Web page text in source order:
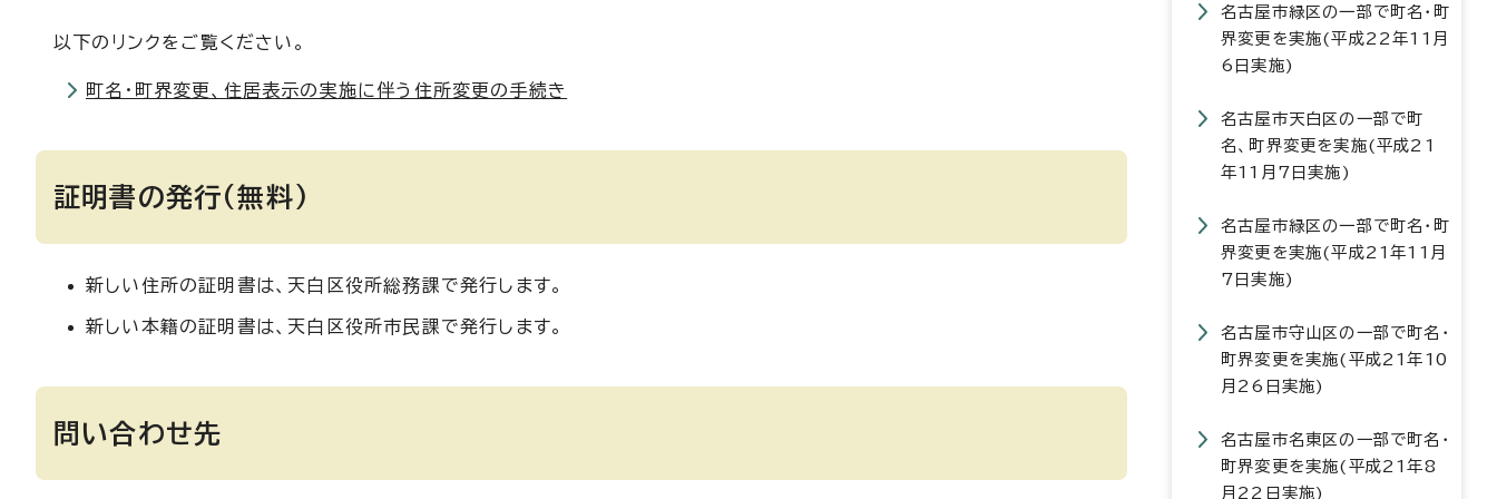
以下のリンクをご覧ください。
町名・町界変更、住居表示の実施に伴う住所変更の手続き
証明書の発行(無料)
新しい住所の証明書は、天白区役所総務課で発行します。
新しい本籍の証明書は、天白区役所市民課で発行します。
問い合わせ先
名古屋市緑区の一部で町名・町
界変更を実施(平成22年11月
6日実施)
名古屋市天白区の一部で町
名、町界変更を実施(平成21
年11月7日実施)
名古屋市緑区の一部で町名・町
界変更を実施(平成21年11月
7日実施)
名古屋市守山区の一部で町名・
町界変更を実施(平成21年10
月26日実施)
名古屋市名東区の一部で町名・
町界変更を実施(平成21年8
月22日実施)